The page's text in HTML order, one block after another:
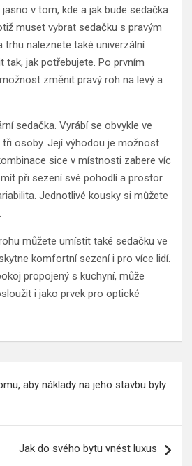
v tom, kde a jak bude sedačka
muset vybrat sedačku s pravým
trhu naleznete také univerzální
tak, jak potřebujete. Po prvním
změnit pravý roh na levý a
sedačka. Vyrábí se obvykle ve
osoby. Její výhodou je možnost
sice v místnosti zabere víc
při sezení své pohodlí a prostor.
Jednotlivé kousky si můžete
můžete umístit také sedačku ve
komfortní sezení i pro více lidí.
propojený s kuchyní, může
i jako prvek pro optické
aby náklady na jeho stavbu byly
Jak do svého bytu vnést luxus